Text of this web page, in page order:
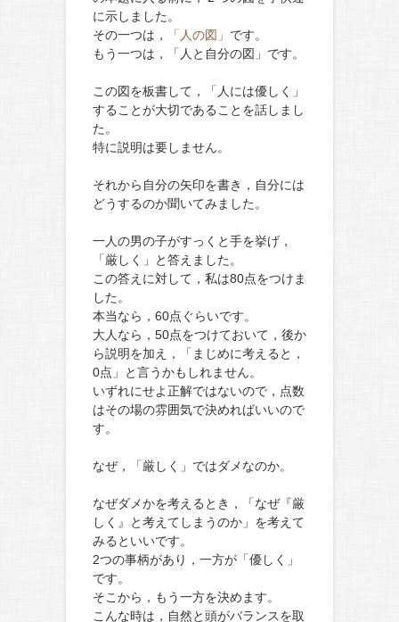
に示しました。
その一つは，
「人の図」 です。
もう一つは，「人と自分の図」です。
この図を板書して，「人には優しく」
することが大切であることを話しまし
た。
特に説明は要しません。
それから自分の矢印を書き，自分には
どうするのか聞いてみました。
一人の男の子がすっくと手を挙げ，
「厳しく」と答えました。
この答えに対して，私は80点をつけま
した。
本当なら，60点ぐらいです。
大人なら，50点をつけておいて，後か
ら説明を加え，「まじめに考えると，
0点」と言うかもしれません。
いずれにせよ正解ではないので，点数
はその場の雰囲気で決めればいいので
す。
なぜ，「厳しく」ではダメなのか。
なぜダメかを考えるとき，「なぜ『厳
しく』と考えてしまうのか」を考えて
みるといいです。
2つの事柄があり，一方が「優しく」
です。
そこから，もう一方を決めます。
こんな時は，自然と頭がバランスを取